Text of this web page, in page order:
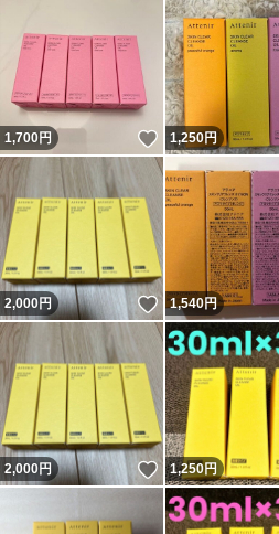
1,700円 いいね！
1,250円
2,000円 いいね！
1,540円
2,000円 いいね！
1,250円